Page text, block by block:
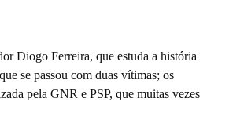
Diogo Ferreira, que estuda a história
se passou com duas vítimas; os
pela GNR e PSP, que muitas vezes